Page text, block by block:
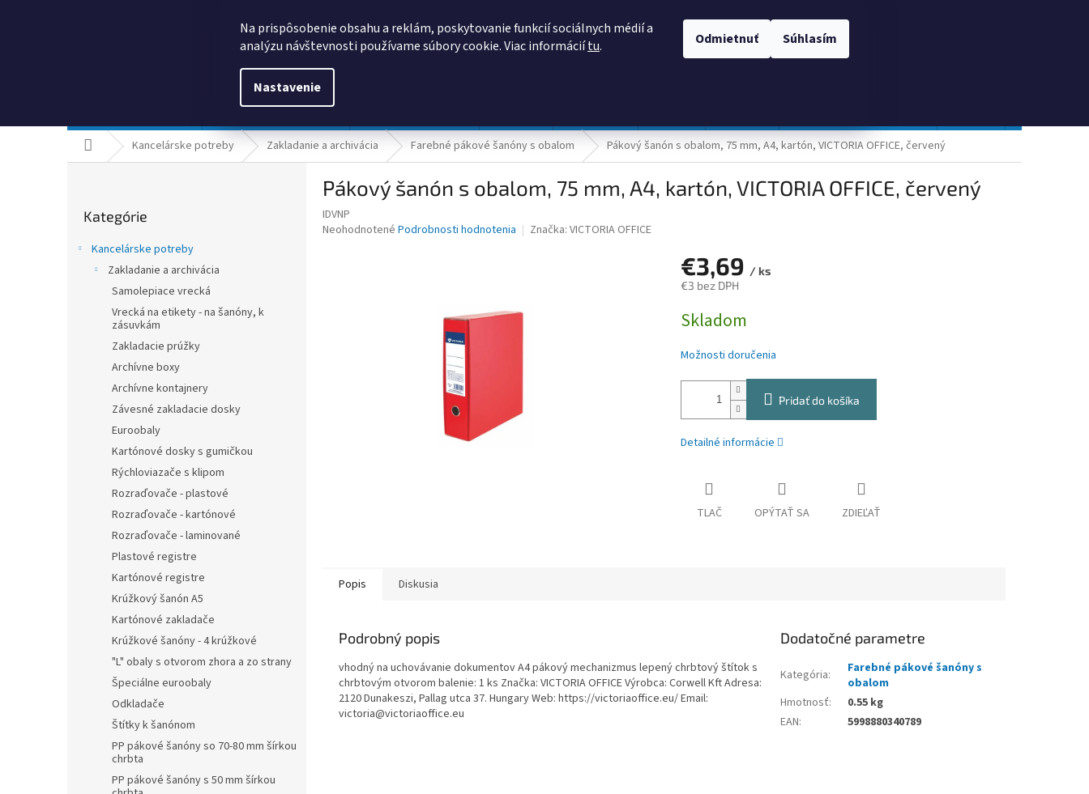
Na prispôsobenie obsahu a reklám, poskytovanie funkcií sociálnych médií a
analýzu návštevnosti používame súbory cookie. Viac informáciítu.
Nastavenie
Odmietnuť Súhlasím
DomovKancelárske potreby Zakladanie a archivácia Farebné pákové šanóny s obalom Pákový šanón s obalom, 75 mm, A4, kartón, VICTORIA OFFICE, červený
kategórie
Kategórie
Kancelárske potreby
Zakladanie a archivácia
Samolepiace vrecká
Vrecká na etikety - na šanóny, k
zásuvkám
Zakladacie prúžky
Archívne boxy
Archívne kontajnery
Závesné zakladacie dosky
Euroobaly
Kartónové dosky s gumičkou
Rýchloviazače s klipom
Rozraďovače - plastové
Rozraďovače - kartónové
Rozraďovače - laminované
Plastové registre
Kartónové registre
Krúžkový šanón A5
Kartónové zakladače
Krúžkové šanóny - 4 krúžkové
"L" obaly s otvorom zhora a zo strany
Špeciálne euroobaly
Odkladače
Štítky k šanónom
PP pákové šanóny so 70-80 mm šírkou
chrbta
PP pákové šanóny s 50 mm šírkou
Pákový šanón s obalom, 75 mm, A4, kartón, VICTORIA OFFICE, červený
IDVNP
Priemerné
Neohodnotené Podrobnosti hodnotenia Značka: VICTORIA OFFICE
€3,69 / ks
€3 bez DPH
cena:
Skladom
Možnosti doručenia
Pridať do košíka
Detailné informácie
TLAČ OPÝTAŤ SA ZDIEĽAŤ
Popis Diskusia
Podrobný popis
vhodný na uchovávanie dokumentov A4 pákový mechanizmus lepený chrbtový štítok s
chrbtovým otvorom balenie: 1 ks Značka: VICTORIA OFFICE Výrobca: Corwell Kft Adresa:
2120 Dunakeszi, Pallag utca 37. Hungary Web: https://victoriaoffice.eu/ Email:
victoria@victoriaoffice.eu
Dodatočné parametre
Kategória:
Farebné pákové šanóny s
obalom
Hmotnosť:
0.55 kg
EAN: 5998880340789